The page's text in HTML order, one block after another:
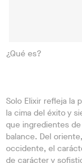
¿Qué es?
Solo Elixir refleja la
la cima del éxito y
que ingredientes
balance. Del
occidente, el
de carácter y